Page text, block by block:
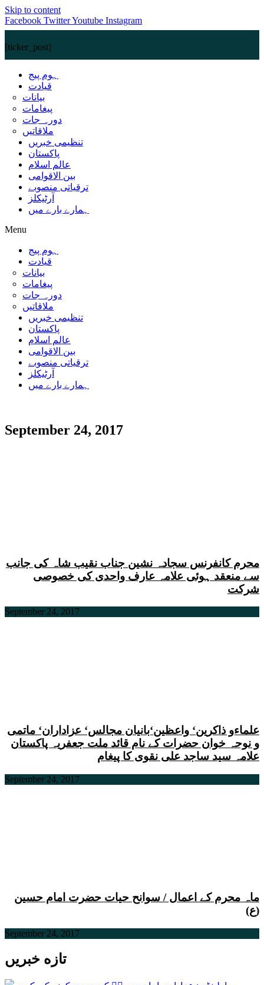
Skip to content
Facebook TwitterYoutube Instagram
[ticker_post]
ہوم پیج
قیادت
بیانات
پیغامات
دورہ جات
ملاقاتیں
تنظیمی خبریں
پاکستان
عالم اسلام
بین الاقوامی
ترقیاتی منصوبے
آرٹیکلز
ہمارے بارے میں
Menu
ہوم پیج
قیادت
بیانات
پیغامات
دورہ جات
ملاقاتیں
تنظیمی خبریں
پاکستان
عالم اسلام
بین الاقوامی
ترقیاتی منصوبے
آرٹیکلز
ہمارے بارے میں
September 24, 2017
محرم کانفرنس سجادہ نشین جناب نقیب شاہ کی جانب
سے منعقد ہوئی علامہ عارف واحدی کی خصوصی
شرکت
September 24, 2017
علماءو ذاکرین‘ واعظین‘بانیان مجالس‘ عزاداران‘ ماتمی
و نوحہ خوان حضرات کے نام قائد ملت جعفریہ پاکستان
علامہ سید ساجد علی نقوی کا پیغام
September 24, 2017
ماہ محرم کے اعمال / سوانح حیات حضرت امام حسین
(ع)
September 24, 2017
تازه خبریں